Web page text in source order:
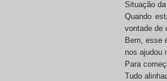
Situação
Quando
vontade de
Bem, esse
nos ajudou
Para
Tudo